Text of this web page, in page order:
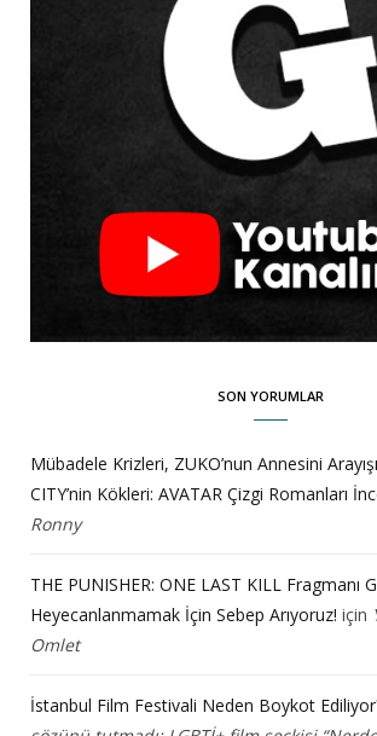
SON YORUMLAR
Mübadele Krizleri, ZUKO’nun Annesini
CITY’nin Kökleri: AVATAR Çizgi Romanları
Ronny
THE PUNISHER: ONE LAST KILL Fragmanı
Heyecanlanmamak İçin Sebep Arıyoruz! için
Omlet
İstanbul Film Festivali Neden Boykot